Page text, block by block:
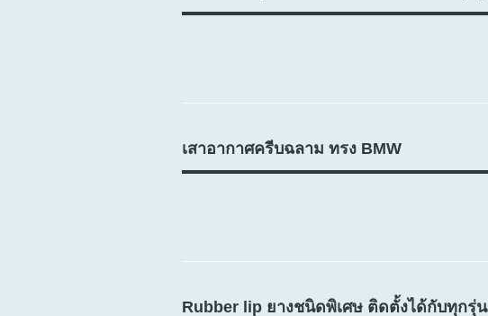
เสาอากาศครีบฉลาม ทรง BMW
Rubber lip ยางชนิดพิเศษ ติดตั้งได้กับทุกรุ่น